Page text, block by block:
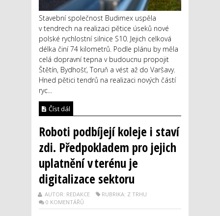
Stavební společnost Budimex uspěla
v tendrech na realizaci pětice úseků nové
polské rychlostní silnice S10. Jejich celková
délka činí 74 kilometrů. Podle plánu by měla
celá dopravní tepna v budoucnu propojit
Štětín, Bydhošť, Toruň a vést až do Varšavy.
Hned pětici tendrů na realizaci nových částí
ryc...
Číst dál
Roboti podbíjejí koleje i staví
zdi. Předpokladem pro jejich
uplatnění v terénu je
digitalizace sektoru
AUTOR: REDAKCE
RUBRIKA: Z TRHU
0 KOMENTÁŘŮ